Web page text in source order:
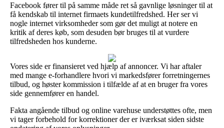
Facebook fører til på samme måde ret så gavnlige løsninger til at
få kendskab til internet firmaets kundetilfredshed. Her ser vi
nogle internet virksomheder som gør det muligt at notere en
kritik af deres køb, som desuden bør bruges til at vurdere
tilfredsheden hos kunderne.
Vores side er finansieret ved hjælp af annoncer. Vi har aftaler
med mange e-forhandlere hvori vi markedsfører forretningernes
tilbud, og høster kommission i tilfælde af at en bruger fra vores
side gennemfører en handel.
Fakta angående tilbud og online varehuse understøttes ofte, men
vi tager forbehold for korrektioner der er iværksat siden sidste